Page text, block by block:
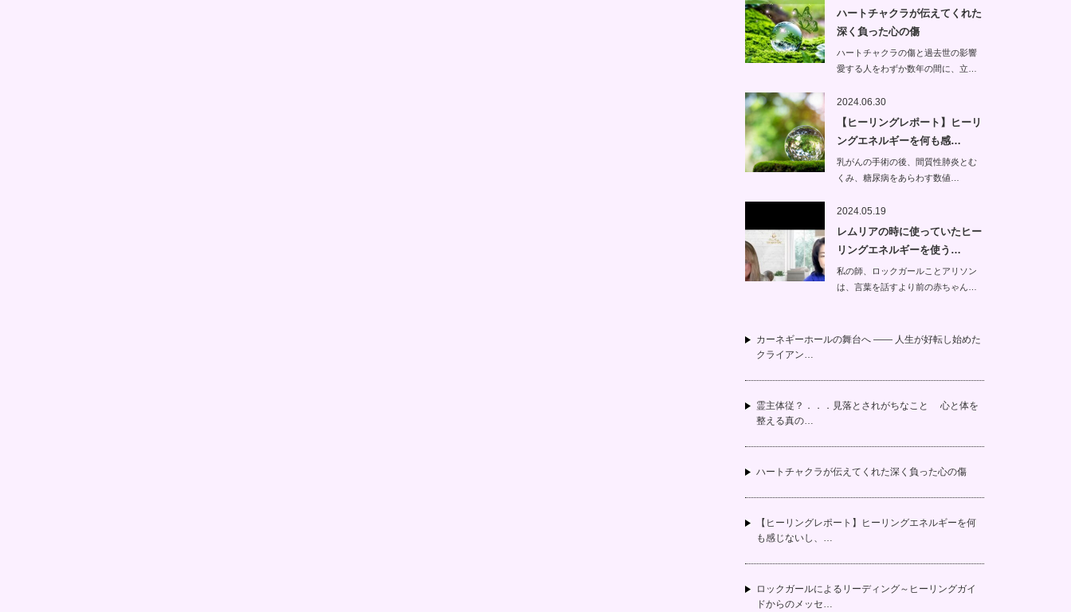
ハートチャクラが伝えてくれた
深く負った心の傷
ハートチャクラの傷と過去世の影響
愛する人をわずか数年の間に、立…
2024.06.30
【ヒーリングレポート】ヒーリ
ングエネルギーを何も感…
乳がんの手術の後、間質性肺炎とむ
くみ、糖尿病をあらわす数値…
2024.05.19
レムリアの時に使っていたヒー
リングエネルギーを使う…
私の師、ロックガールことアリソン
は、言葉を話すより前の赤ちゃん…
カーネギーホールの舞台へ —— 人生が好転し始めた
クライアン…
霊主体従？．．．見落とされがちなこと 心と体を
整える真の…
ハートチャクラが伝えてくれた深く負った心の傷
【ヒーリングレポート】ヒーリングエネルギーを何
も感じないし、…
ロックガールによるリーディング～ヒーリングガイ
ドからのメッセ…